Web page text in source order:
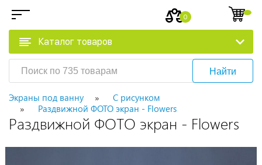
0
Каталог товаров
Найти
Экраны под ванну
С рисунком
Раздвижной ФОТО экран - Flowers
Раздвижной ФОТО экран - Flowers